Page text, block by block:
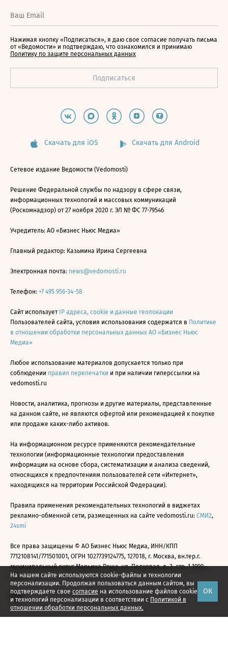
На нашем сайте используются cookie-файлы и технологии
персонализации. Продолжая пользоваться данным сайтом, вы
подтверждаете свое согласие на использование файлов cookie
и технологий персонализации в соответствии с Политикой в
отношении обработки персональных данных.
ОК
Нажимая кнопку «Подписаться», я даю свое согласие получать письма
от «Ведомости» и подтверждаю, что ознакомился и принимаю
Политику по защите персональных данных
Скачать для iOS Скачать для Android
Сетевое издание Ведомости (Vedomosti)
Решение Федеральной службы по надзору в сфере связи,
информационных технологий и массовых коммуникаций
(Роскомнадзор) от 27 ноября 2020 г. ЭЛ № ФС 77-79546
Учредитель: АО «Бизнес Ньюс Медиа»
Главный редактор: Казьмина Ирина Сергеевна
Электронная почта: news@vedomosti.ru
Телефон: +7 495 956-34-58
Сайт использует IP адреса, cookie и данные геолокации
Пользователей сайта, условия использования содержатся в Политике
в отношении обработки персональных данных АО «Бизнес Ньюс
Медиа»
Любое использование материалов допускается только при
соблюдении правил перепечатки и при наличии гиперссылки на
vedomosti.ru
Новости, аналитика, прогнозы и другие материалы, представленные
на данном сайте, не являются офертой или рекомендацией к покупке
или продаже каких-либо активов.
На информационном ресурсе применяются рекомендательные
технологии (информационные технологии предоставления
информации на основе сбора, систематизации и анализа сведений,
относящихся к предпочтениям пользователей сети «Интернет»,
находящихся на территории Российской Федерации).
Правила применения рекомендательных технологий в виджетах
рекламно-обменной сети, размещенных на сайте vedomosti.ru: СМИ2,
24smi
Все права защищены © АО Бизнес Ньюс Медиа, ИНН/КПП
7712108141/771501001, ОГРН 1027739124775, 127018, г. Москва, вн.тер.г.
муниципальный округ Марьина Роща, ул. Полковая, д. 3, стр. 1 1999—
2026